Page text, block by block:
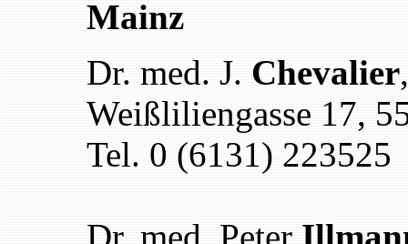
Mainz
Dr. med. J. Chevalier
Weißliliengasse 17,
Tel. 0 (6131) 223525